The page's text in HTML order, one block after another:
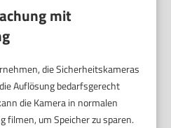
mit
die Sicherheitskameras
Auflösung bedarfsgerecht
die Kamera in normalen
filmen, um Speicher zu sparen.